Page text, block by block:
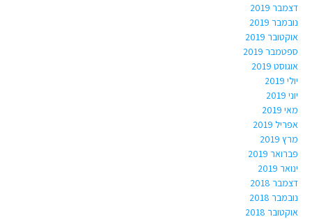
דצמבר 2019
נובמבר 2019
אוקטובר 2019
ספטמבר 2019
אוגוסט 2019
יולי 2019
יוני 2019
מאי 2019
אפריל 2019
מרץ 2019
פברואר 2019
ינואר 2019
דצמבר 2018
נובמבר 2018
אוקטובר 2018